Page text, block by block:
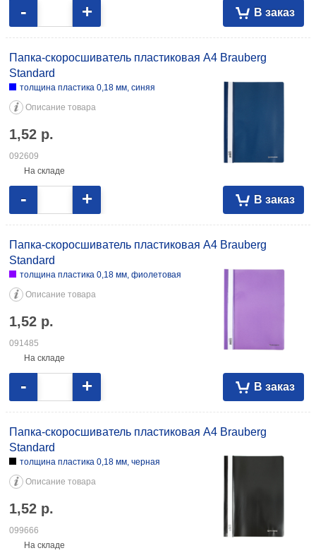
В заказ
- +
Папка-скоросшиватель пластиковая А4 Brauberg
Standard
толщина пластика 0,18 мм, синяя
Описание товара
1,52 р.
092609
На складе
В заказ
- +
Папка-скоросшиватель пластиковая А4 Brauberg
Standard
толщина пластика 0,18 мм, фиолетовая
Описание товара
1,52 р.
091485
На складе
В заказ
- +
Папка-скоросшиватель пластиковая А4 Brauberg
Standard
толщина пластика 0,18 мм, черная
Описание товара
1,52 р.
099666
На складе